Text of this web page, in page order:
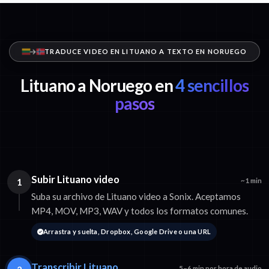
TRADUCE VIDEO EN LITUANO A TEXTO EN NORUEGO
Lituano a Noruego en4 sencillos
pasos
1 Subir Lituano video ~1 min
Suba su archivo de Lituano video a Sonix. Aceptamos
MP4, MOV, MP3, WAV y todos los formatos comunes.
Arrastra y suelta, Dropbox, Google Drive o una URL